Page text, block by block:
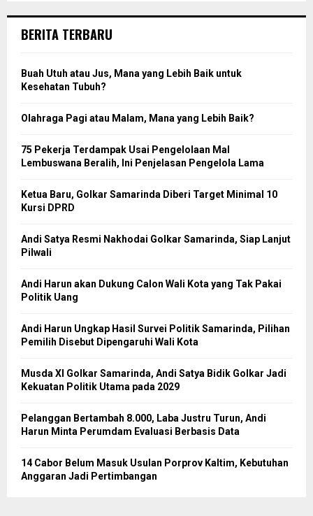
BERITA TERBARU
Buah Utuh atau Jus, Mana yang Lebih Baik untuk
Kesehatan Tubuh?
Olahraga Pagi atau Malam, Mana yang Lebih Baik?
75 Pekerja Terdampak Usai Pengelolaan Mal
Lembuswana Beralih, Ini Penjelasan Pengelola Lama
Ketua Baru, Golkar Samarinda Diberi Target Minimal 10
Kursi DPRD
Andi Satya Resmi Nakhodai Golkar Samarinda, Siap Lanjut
Pilwali
Andi Harun akan Dukung Calon Wali Kota yang Tak Pakai
Politik Uang
Andi Harun Ungkap Hasil Survei Politik Samarinda, Pilihan
Pemilih Disebut Dipengaruhi Wali Kota
Musda XI Golkar Samarinda, Andi Satya Bidik Golkar Jadi
Kekuatan Politik Utama pada 2029
Pelanggan Bertambah 8.000, Laba Justru Turun, Andi
Harun Minta Perumdam Evaluasi Berbasis Data
14 Cabor Belum Masuk Usulan Porprov Kaltim, Kebutuhan
Anggaran Jadi Pertimbangan